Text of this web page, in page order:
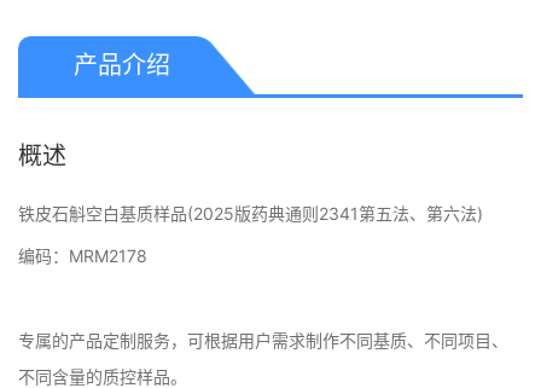
产品介绍
概述
铁皮石斛空白基质样品(2025版药典通则2341第五法、第六法)
编码：MRM2178
专属的产品定制服务，可根据用户需求制作不同基质、不同项目、
不同含量的质控样品。